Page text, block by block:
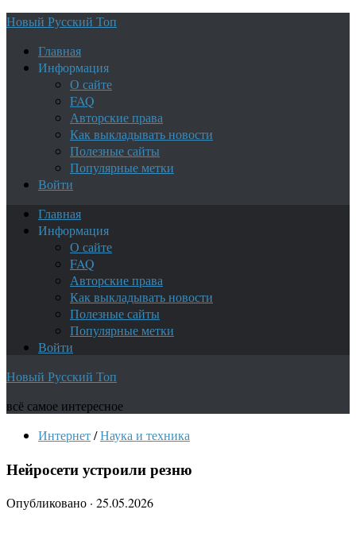
Новый Русский Топ
Главная
Информация
О сайте
FAQ
Авторские права
Как выкладывать новости
Полезные сайты
Популярные метки
Войти
Главная
Информация
О сайте
FAQ
Авторские права
Как выкладывать новости
Полезные сайты
Популярные метки
Войти
Новый Русский Топ
всё самое интересное
Интернет/Наука и техника
Нейросети устроили резню
Опубликовано · 25.05.2026